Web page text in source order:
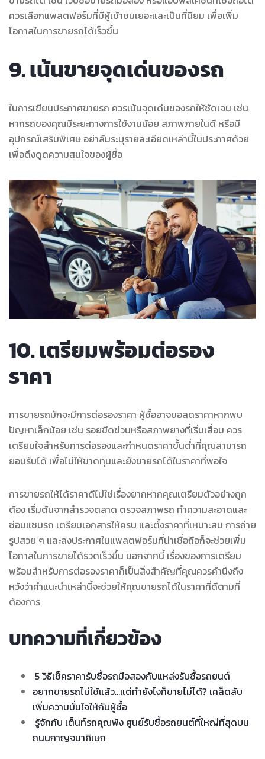
ควรเลือกแพลตฟอร์มที่มีผู้เข้าชมเยอะและเป็นที่นิยม เพื่อเพิ่ม
โอกาสในการขายรถได้เร็วขึ้น
9. เน้นขายจุดเด่นของรถ
ในการเขียนประกาศขายรถ ควรเน้นจุดเด่นของรถให้ชัดเจน เช่น
หากรถของคุณมีระยะทางการใช้งานน้อย สภาพภายในดี หรือมี
อุปกรณ์เสริมพิเศษ อย่าลืมระบุรายละเอียดเหล่านี้ในประกาศด้วย
เพื่อดึงดูดความสนใจของผู้ซื้อ
10. เตรียมพร้อมต่อรอง
ราคา
การขายรถมักจะมีการต่อรองราคา ผู้ซื้ออาจขอลดราคาหากพบ
ปัญหาเล็กน้อย เช่น รอยขีดข่วนหรือสภาพยางที่เริ่มเสื่อม ควร
เตรียมใจสำหรับการต่อรองและกำหนดราคาขั้นต่ำที่คุณสามารถ
ยอมรับได้ เพื่อไม่ให้ขาดทุนและยังขายรถได้ในราคาที่พอใจ
การขายรถให้ได้ราคาดีไม่ใช่เรื่องยากหากคุณเตรียมตัวอย่างถูก
ต้อง เริ่มต้นจากสำรวจตลาด ตรวจสภาพรถ ทำความสะอาดและ
ซ่อมแซมรถ เตรียมเอกสารให้ครบ และตั้งราคาที่เหมาะสม การถ่าย
รูปสวย ๆ และลงประกาศในแพลตฟอร์มที่น่าเชื่อถือก็จะช่วยเพิ่ม
โอกาสในการขายได้รวดเร็วขึ้น นอกจากนี้ เรื่องของการเตรียม
พร้อมสำหรับการต่อรองราคาก็เป็นสิ่งสำคัญที่คุณควรคำนึงถึง
หวังว่าคำแนะนำเหล่านี้จะช่วยให้คุณขายรถได้ในราคาที่ดีตามที่
ต้องการ
บทความที่เกี่ยวข้อง
5 วิธีเช็คราคารับซื้อรถมือสองกับแหล่งรับซื้อรถยนต์
อยากขายรถไม่ใช้แล้ว…แต่ทำยังไงก็ขายไม่ได้? เคล็ดลับ
เพิ่มความมั่นใจให้กับผู้ซื้อ
รู้จักกับ เต็นท์รถคุณพ้ง ศูนย์รับซื้อรถยนต์ที่ใหญ่ที่สุดบน
ถนนกาญจนาภิเษก